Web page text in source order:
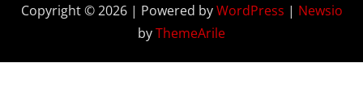
Copyright © 2026 | Powered byWordPress | Newsio
byThemeArile